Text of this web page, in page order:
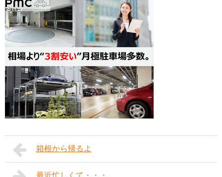
箱根から帰るよ